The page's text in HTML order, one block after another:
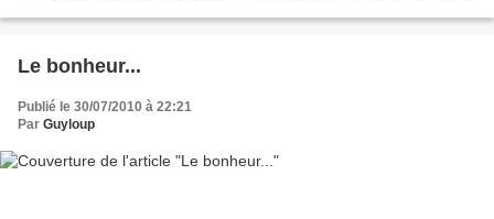
Le bonheur...
Publié le 30/07/2010 à 22:21
Par Guyloup